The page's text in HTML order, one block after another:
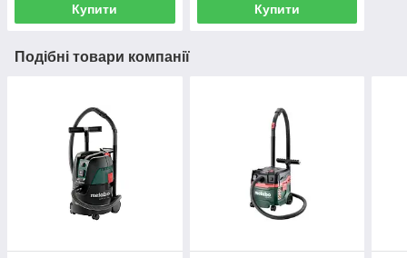
Купити Купити
Подібні товари компанії